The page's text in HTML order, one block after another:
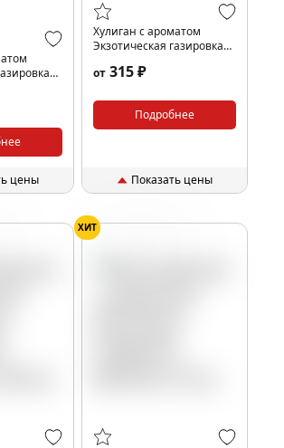
цены
Хулиган с ароматом
Экзотическая газировка
от 315 ₽
Подробнее
Показать цены
ХИТ